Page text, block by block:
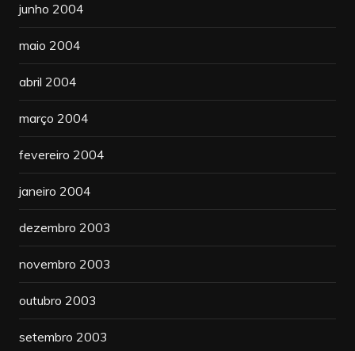
junho 2004
maio 2004
abril 2004
março 2004
fevereiro 2004
janeiro 2004
dezembro 2003
novembro 2003
outubro 2003
setembro 2003